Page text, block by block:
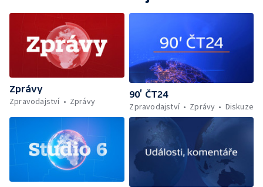
Zprávy
Zpravodajství
Zprávy
90’ ČT24
Zpravodajství
Zprávy Diskuze